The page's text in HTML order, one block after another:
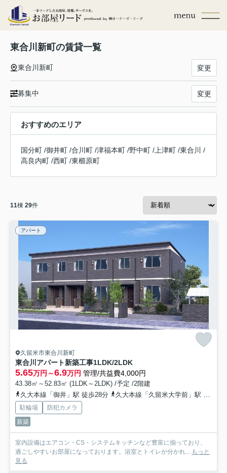
東合川新町の賃貸一覧
東合川新町 変更
募集中 変更
おすすめのエリア
国分町 /御井町 /合川町 /津福本町 /野中町 / 上津町 /東合川
/
高良内町 /西町 /東櫛原町
11棟 29件
アパート
久留米市東合川新町
東合川アパート新築工事1LDK/2LDK
5.65万円～6.9万円 管理/共益費4,000円
43.38㎡～52.83㎡ (1LDK～2LDK) /予定 /2階建
久大本線「御井」駅 徒歩28分
久大本線「久留米大学前」駅 徒歩30分
駐輪場
防犯カメラ
新築
室内設備はエアコン・CS・システムキッチンなど豊富に揃っており、
過ごしやすいお部屋になっております。浴室とトイレが分かれ...
もっと
見る